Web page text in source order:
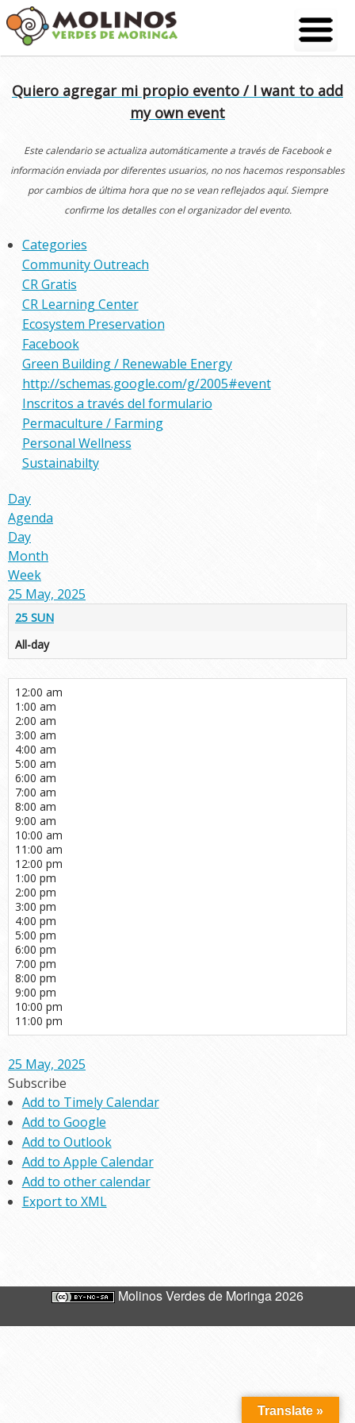
Skip
to
content
Quiero agregar mi propio evento / I want to add
my own event
Este calendario se actualiza automáticamente a través de Facebook e
información enviada por diferentes usuarios, no nos hacemos responsables
por cambios de última hora que no se vean reflejados aquí. Siempre
confirme los detalles con el organizador del evento.
Categories
Community Outreach
CR Gratis
CR Learning Center
Ecosystem Preservation
Facebook
Green Building / Renewable Energy
http://schemas.google.com/g/2005#event
Inscritos a través del formulario
Permaculture / Farming
Personal Wellness
Sustainabilty
Day
Agenda
Day
Month
Week
25 May, 2025
25 SUN
All-day
12:00 am
1:00 am
2:00 am
3:00 am
4:00 am
5:00 am
6:00 am
7:00 am
8:00 am
9:00 am
10:00 am
11:00 am
12:00 pm
1:00 pm
2:00 pm
3:00 pm
4:00 pm
5:00 pm
6:00 pm
7:00 pm
8:00 pm
9:00 pm
10:00 pm
11:00 pm
25 May, 2025
Subscribe
Add to Timely Calendar
Add to Google
Add to Outlook
Add to Apple Calendar
Add to other calendar
Export to XML
Molinos Verdes de Moringa 2026
Translate »